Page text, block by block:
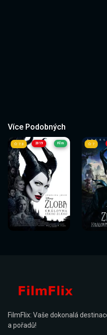
Více Podobných
2019
Sledovat
nyní
7.3 Film
Sledovat
nyní
7
nyní
FilmFlix: Vaše dokonalá
a pořadů!